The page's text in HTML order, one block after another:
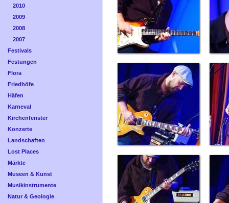
2010
2009
2008
2007
Festivals
Festungen
Flora
Friedhöfe
Häfen
Karneval
Kirchenfenster
Konzerte
Landschaften
Lost Places
Märkte
Museen & Kunst
Musikinstrumente
Natur & Geologie